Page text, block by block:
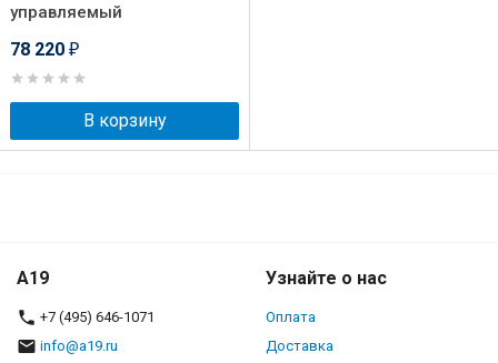
управляемый
78 220 ₽
В корзину
A19
+7 (495) 646-1071
info@a19.ru
Узнайте о нас
Оплата
Доставка